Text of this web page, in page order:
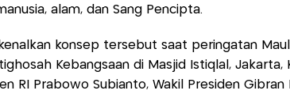
alam, dan Sang Pencipta.
konsep tersebut saat peringatan
Kebangsaan di Masjid Istiqlal, Jakarta,
RI Prabowo Subianto, Wakil Presiden Gibran